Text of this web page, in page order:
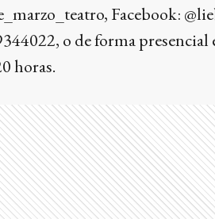
Facebook:
o de forma presencial
horas.